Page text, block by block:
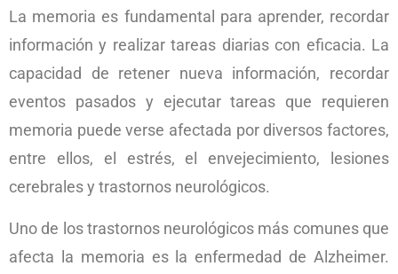
La memoria es fundamental para aprender, recordar
información y realizar tareas diarias con eficacia. La
capacidad de retener nueva información, recordar
eventos pasados y ejecutar tareas que requieren
memoria puede verse afectada por diversos factores,
entre ellos, el estrés, el envejecimiento, lesiones
cerebrales y trastornos neurológicos.
Uno de los trastornos neurológicos más comunes que
afecta la memoria es la enfermedad de Alzheimer.